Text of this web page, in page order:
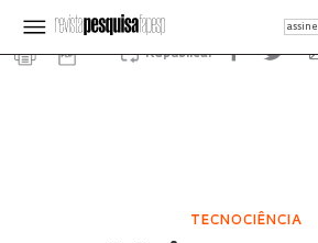
assine
Republicar
TECNOCIÊNCIA